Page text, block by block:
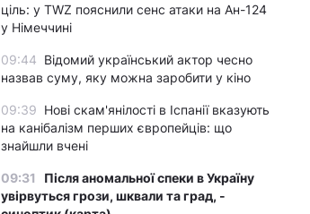
ціль: у TWZ пояснили сенс атаки на Ан-124
у Німеччині
09:44 Відомий український актор чесно
назвав суму, яку можна заробити у кіно
09:39 Нові скам'янілості в Іспанії вказують
на канібалізм перших європейців: що
знайшли вчені
09:31
Після аномальної спеки в Україну
увірвуться грози, шквали та град, -